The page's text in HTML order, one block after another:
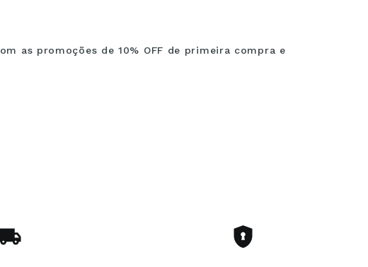
as promoções de 10% OFF de primeira compra e